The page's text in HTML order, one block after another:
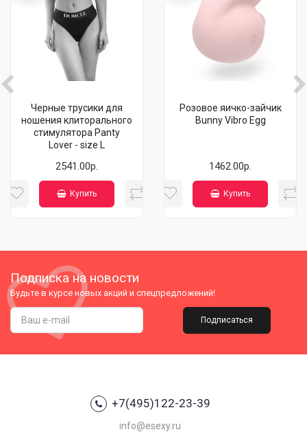
Черные трусики для
ношения клиторального
стимулятора Panty
Lover - size L
2541.00р.
Купить
Розовое яичко-зайчик
Bunny Vibro Egg
1462.00р.
Купить
Подписка на новости
Будьте в курсе новых акций и спецпредложений!
Подписаться
+7(495)122-23-39
info@esexy.ru